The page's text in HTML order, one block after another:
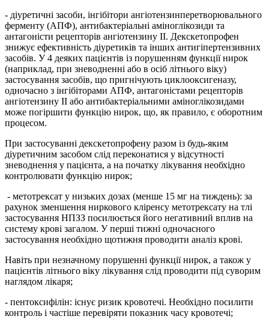
- діуретичні засоби, інгібітори ангіотензинперетворювального
ферменту (АПФ), антибактеріальні аміноглікозиди та
антагоністи рецепторів ангіотензину ІІ. Декскетопрофен
знижує ефективність діуретиків та інших антигіпертензивних
засобів. У 4 деяких пацієнтів із порушенням функції нирок
(наприклад, при зневодненні або в осіб літнього віку)
застосування засобів, що пригнічують циклооксигеназу,
одночасно з інгібіторами АПФ, антагоністами рецепторів
ангіотензину ІІ або антибактеріальними аміноглікозидами
може погіршити функцію нирок, що, як правило, є оборотним
процесом.
При застосуванні декскетопрофену разом із будь-яким
діуретичним засобом слід переконатися у відсутності
зневоднення у пацієнта, а на початку лікування необхідно
контролювати функцію нирок;
- метотрексат у низьких дозах (менше 15 мг на тиждень): за
рахунок зменшення ниркового кліренсу метотрексату на тлі
застосування НПЗЗ посилюється його негативний вплив на
систему крові загалом. У перші тижні одночасного
застосування необхідно щотижня проводити аналіз крові.
Навіть при незначному порушенні функції нирок, а також у
пацієнтів літнього віку лікування слід проводити під суворим
наглядом лікаря;
- пентоксифілін: існує ризик кровотечі. Необхідно посилити
контроль і частіше перевіряти показник часу кровотечі;